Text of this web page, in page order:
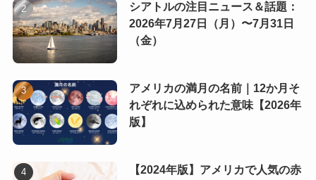
シアトルの注目ニュース＆話題：
2026年7月27日（月）〜7月31日
（金）
アメリカの満月の名前｜12か月そ
れぞれに込められた意味【2026年
版】
【2024年版】アメリカで人気の赤